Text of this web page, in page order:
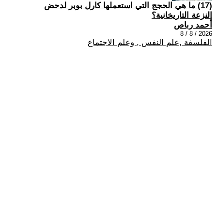
(17) ما هي الحجج التي استعملها كارل بوبر لدحض
النزعة التاريخانية؟
أحمد رباص
2026 / 8 / 8
الفلسفة ,علم النفس , وعلم الاجتماع